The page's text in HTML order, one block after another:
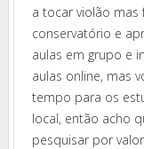
a tocar violão
conservatório e
aulas em grupo e
aulas online, mas
tempo para os
local, então acho
pesquisar por